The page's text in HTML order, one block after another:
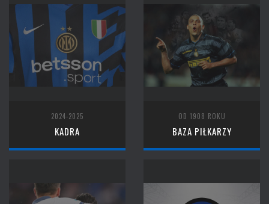
2024-2025
KADRA
OD 1908 ROKU
BAZA PIŁKARZY